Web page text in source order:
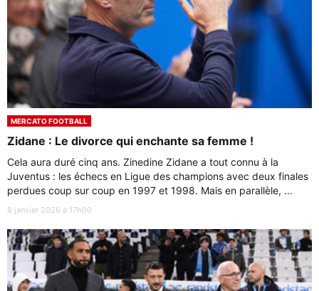
MERCATO FOOTBALL
Zidane : Le divorce qui enchante sa femme !
Cela aura duré cinq ans. Zinedine Zidane a tout connu à la
Juventus : les échecs en Ligue des champions avec deux finales
perdues coup sur coup en 1997 et 1998. Mais en parallèle, ...
8 janvier 2026 à 17h00